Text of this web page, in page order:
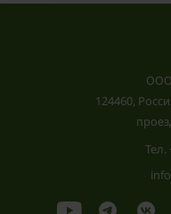
ООО
124460,
Тел.